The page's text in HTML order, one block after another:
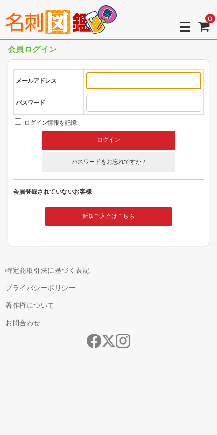
0
会員ログイン
メールアドレス
パスワード
ログイン情報を記憶
パスワードをお忘れですか ?
会員登録されていないお客様
新規ご入会はこちら
特定商取引法に基づく表記
プライバシーポリシー
著作権について
お問合わせ